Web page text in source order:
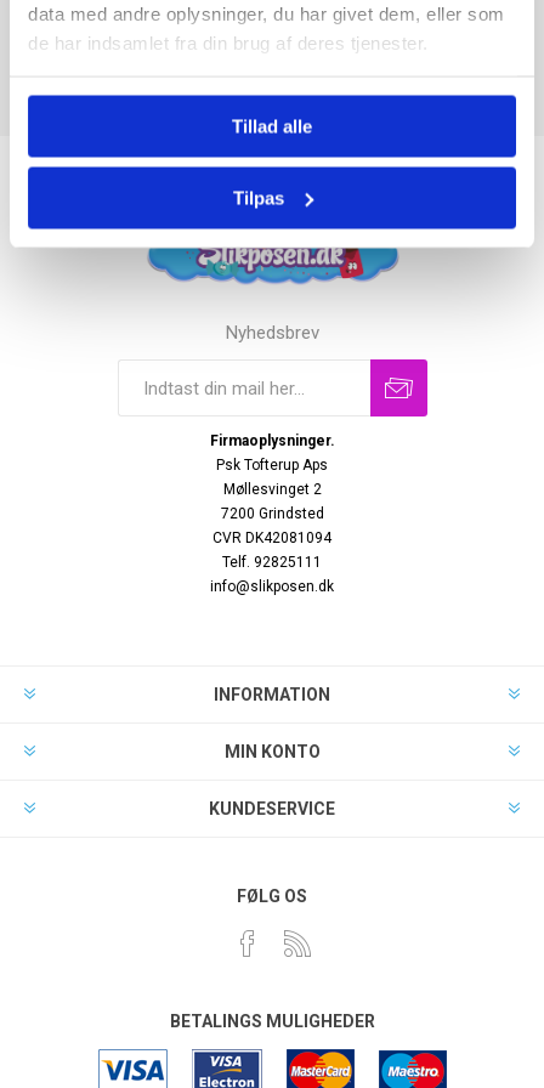
data med andre oplysninger, du har givet dem, eller som
de har indsamlet fra din brug af deres tjenester.
Tillad alle
Tilpas
Nyhedsbrev
Firmaoplysninger.
Psk Tofterup Aps
Møllesvinget 2
7200 Grindsted
CVR DK42081094
Telf. 92825111
info@slikposen.dk
INFORMATION
MIN KONTO
KUNDESERVICE
FØLG OS
BETALINGS MULIGHEDER